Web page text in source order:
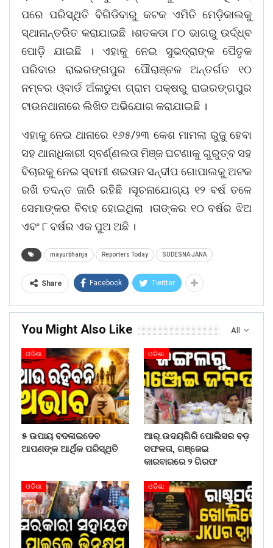
ପରେ ପରିସ୍ଥିତି ବିଗିଡିବାରୁ କଟକ ଏମିତି ମେଡ଼ିକାଲକୁ
ସ୍ଥାନାନ୍ତରିତ କରାଯାଇଛି ।ଶତକଡା ୮୦ ଭାଗରୁ ଉର୍ଦ୍ଧ୍ବ
ପୋଡ଼ି ଯାଇଛି । ଏହାକୁ ନେଇ ସୁଭଦ୍ରାଙ୍କ ପୈତୃକ
ପରିବାର ରାଇରଙ୍ଗପୁର ପୌରାଞ୍ଚଳ ଅନ୍ତର୍ଗତ ୧୦
ନମ୍ବର ଓ୍ବାର୍ଡ ଅଁଳାଡୁବା ଗ୍ରାମ ପକ୍ଷରୁ ରାଇରଙ୍ଗପୁର
ଟାଉନଥାନାରେ ଲିଖିତ ଅଭିଯୋଗ କରାଯାଇଛି ।
ଏହାକୁ ନେଇ ଥାନାରେ ୧୬୫/୨୩ କେଶ ମାମଲା ରୁଜୁ ହେବା
ସହ ଥାନାଧିକାରୀ ସ୍ବର୍ଣ୍ଣଲତା ମିଞ୍ଜ ଘଟଣାକୁ ଗୁରୁତ୍ବ ସହ
ବିଚାରକୁ ନେଇ ସ୍ବାମୀ ଶଇତାନ ସନ୍ଦୀପ ଗୋପାଲକୁ ଅଟକ
ରଖି ତଦନ୍ତ ଜାରି ରହିଛି ।ସୂଚନାଯୋଗ୍ୟ ୧୨ ବର୍ଷ ତଳେ
ସେମାଙ୍କର ବିବାହ ହୋଇଥିଲା ।ତାଙ୍କର ୧୦ ବର୍ଷର ଝିଅ
ଏବଂ ୮ ବର୍ଷର ଏକ ପୁଅ ଅଛି ।
mayurbhanja Reporters Today SUDESNA JANA
Share Facebook Twitter
All
You Might Also Like
ଓଡିଶା
୫ ଉପାୟ ବଦଳାଇଦେବ
ଆପଣଙ୍କ ଆର୍ଥିକ ପରିସ୍ଥିତି
ଓଡିଶା
ଆର୍.ଉଦୟଗିରି ପୋଲିସର ବଡ଼
ସଫଳତା, ଗଞ୍ଜେଇ
କାରବାରରେ ୨ ଗିରଫ
ଓଡିଶା ଓଡିଶା